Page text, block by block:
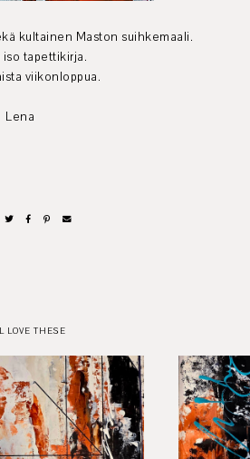
kultainen Maston suihkemaali.
iso tapettikirja.
viikonloppua.
Lena
LOVE THESE